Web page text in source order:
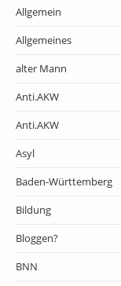
Allgemein
Allgemeines
alter Mann
Anti.AKW
Anti.AKW
Asyl
Baden-Württemberg
Bildung
Bloggen?
BNN